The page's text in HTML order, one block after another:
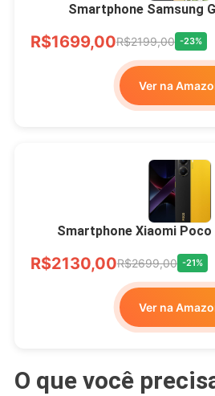
Smartphone Samsung
R$1699,00R$2199,00 -23%
Ver na
Smartphone Xiaomi Poco
R$2130,00R$2699,00 -21%
Ver na
O que você